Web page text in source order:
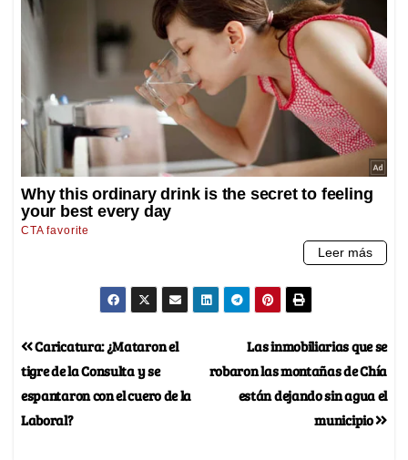
Las inmobiliarias que se
robaron las montañas de Chía
están dejando sin agua el
municipio
Caricatura: ¿Mataron el
tigre de la Consulta y se
espantaron con el cuero de la
Laboral?